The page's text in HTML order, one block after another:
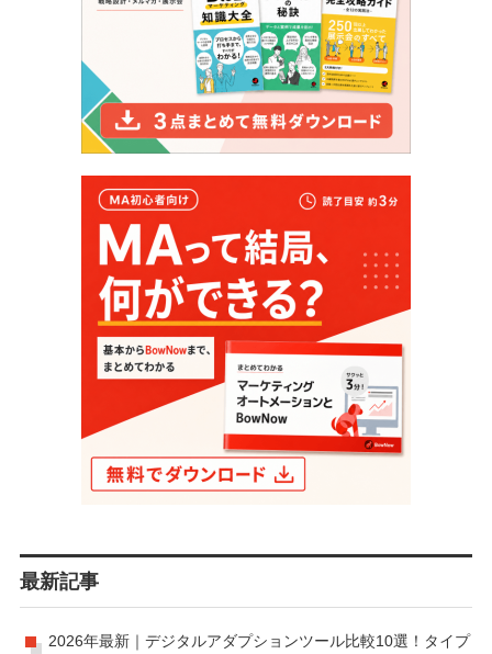
最新記事
2026年最新｜デジタルアダプションツール比較10選！タイプ